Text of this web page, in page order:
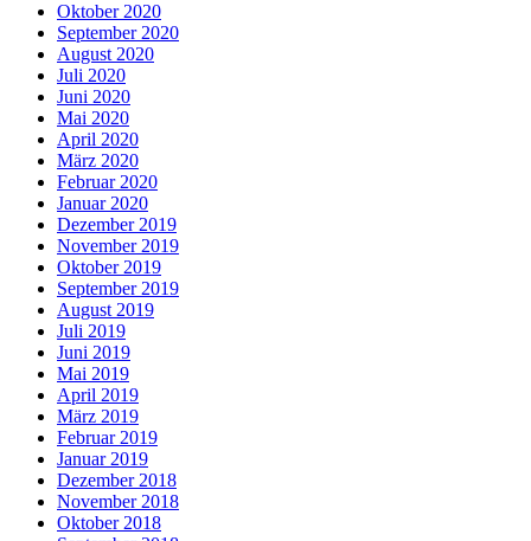
Oktober 2020
September 2020
August 2020
Juli 2020
Juni 2020
Mai 2020
April 2020
März 2020
Februar 2020
Januar 2020
Dezember 2019
November 2019
Oktober 2019
September 2019
August 2019
Juli 2019
Juni 2019
Mai 2019
April 2019
März 2019
Februar 2019
Januar 2019
Dezember 2018
November 2018
Oktober 2018